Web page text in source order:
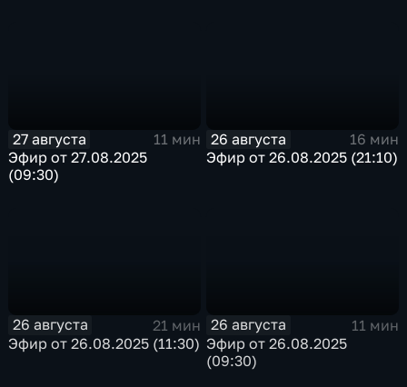
27 августа
11 мин
Эфир от 27.08.2025
(09:30)
26 августа
16 мин
Эфир от 26.08.2025 (21:10)
26 августа
21 мин
Эфир от 26.08.2025 (11:30)
26 августа
11 мин
Эфир от 26.08.2025
(09:30)